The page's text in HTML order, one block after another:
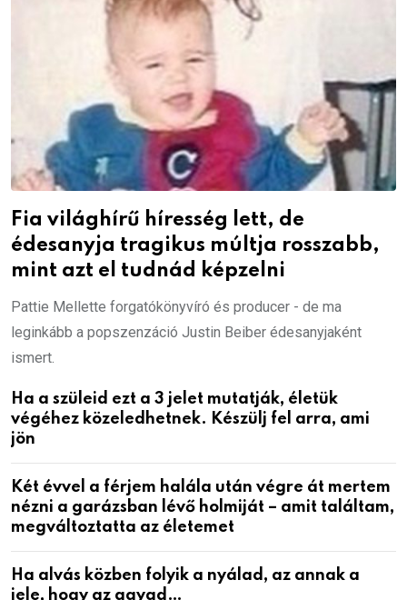
Fia világhírű híresség lett, de
édesanyja tragikus múltja rosszabb,
mint azt el tudnád képzelni
Pattie Mellette forgatókönyvíró és producer - de ma
leginkább a popszenzáció Justin Beiber édesanyjaként
ismert.
Ha a szüleid ezt a 3 jelet mutatják, életük
végéhez közeledhetnek. Készülj fel arra, ami
jön
Két évvel a férjem halála után végre át mertem
nézni a garázsban lévő holmiját – amit találtam,
megváltoztatta az életemet
Ha alvás közben folyik a nyálad, az annak a
jele, hogy az agyad…